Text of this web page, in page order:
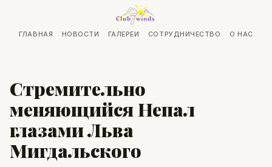
ГЛАВНАЯ НОВОСТИ ГАЛЕРЕИ СОТРУДНИЧЕСТВО О НАС
Стремительно
меняющийся Непал
глазами Льва
Мигдальского